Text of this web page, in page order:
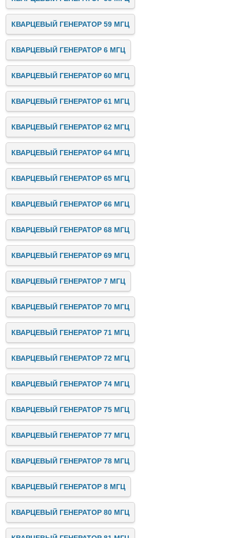
КВАРЦЕВЫЙ ГЕНЕРАТОР 59 МГЦ
КВАРЦЕВЫЙ ГЕНЕРАТОР 6 МГЦ
КВАРЦЕВЫЙ ГЕНЕРАТОР 60 МГЦ
КВАРЦЕВЫЙ ГЕНЕРАТОР 61 МГЦ
КВАРЦЕВЫЙ ГЕНЕРАТОР 62 МГЦ
КВАРЦЕВЫЙ ГЕНЕРАТОР 64 МГЦ
КВАРЦЕВЫЙ ГЕНЕРАТОР 65 МГЦ
КВАРЦЕВЫЙ ГЕНЕРАТОР 66 МГЦ
КВАРЦЕВЫЙ ГЕНЕРАТОР 68 МГЦ
КВАРЦЕВЫЙ ГЕНЕРАТОР 69 МГЦ
КВАРЦЕВЫЙ ГЕНЕРАТОР 7 МГЦ
КВАРЦЕВЫЙ ГЕНЕРАТОР 70 МГЦ
КВАРЦЕВЫЙ ГЕНЕРАТОР 71 МГЦ
КВАРЦЕВЫЙ ГЕНЕРАТОР 72 МГЦ
КВАРЦЕВЫЙ ГЕНЕРАТОР 74 МГЦ
КВАРЦЕВЫЙ ГЕНЕРАТОР 75 МГЦ
КВАРЦЕВЫЙ ГЕНЕРАТОР 77 МГЦ
КВАРЦЕВЫЙ ГЕНЕРАТОР 78 МГЦ
КВАРЦЕВЫЙ ГЕНЕРАТОР 8 МГЦ
КВАРЦЕВЫЙ ГЕНЕРАТОР 80 МГЦ